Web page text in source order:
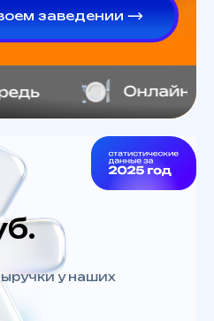
заведении ⟶
у наших